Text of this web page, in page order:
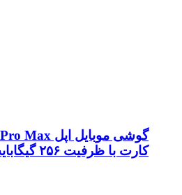
کارت با ظرفیت ۲۵۶ گیگابایت